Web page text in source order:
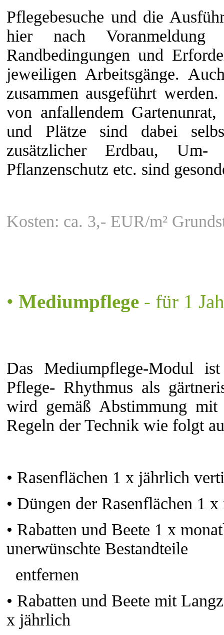
Pflegebesuche und die
hier nach Voranmeldung
Randbedingungen und
jeweiligen Arbeitsgänge.
zusammen ausgeführt
von anfallendem
und Plätze sind dabei
zusätzlicher Erdbau, Um-
Pflanzenschutz etc. sind
Kosten: ca. 3,- EUR/m²
• Mediumpflege - für 1
Das Mediumpflege-Modul
Pflege- Rhythmus als
wird gemäß Abstimmung mit
Regeln der Technik wie folgt
• Rasenflächen 1 x jährlich
• Düngen der Rasenflächen 1
• Rabatten und Beete 1 x
unerwünschte Bestandteile
entfernen
• Rabatten und Beete mit
x jährlich